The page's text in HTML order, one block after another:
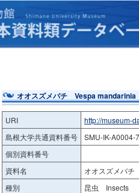
オオスズメバチ Vespa mandarinia
URI
http://museum-
島根大学共通資料番号
SMU-IK-A0004-7
個別資料番号
資料名
オオスズメバ
種別
昆虫 Insects